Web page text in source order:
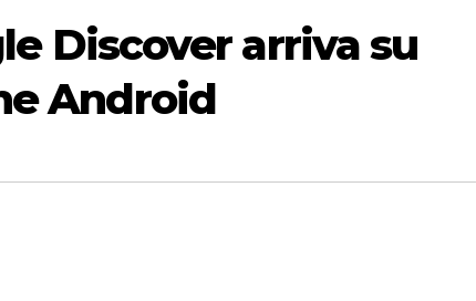
Discover arriva su
Android